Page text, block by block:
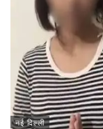
नई दिल्ली